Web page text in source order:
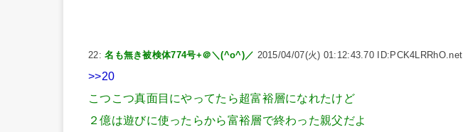
22:名も無き被検体774号+＠＼(^o^)／ 2015/04/07(火) 01:12:43.70 ID:PCK4LRRhO.net
>>20
こつこつ真面目にやってたら超富裕層になれたけど
２億は遊びに使ったらから富裕層で終わった親父だよ